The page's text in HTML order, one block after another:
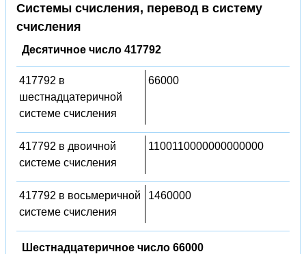
Системы счисления, перевод в систему
счисления
Десятичное число 417792
417792 в
шестнадцатеричной
системе счисления
66000
417792 в двоичной
системе счисления
1100110000000000000
417792 в восьмеричной
системе счисления
1460000
Шестнадцатеричное число 66000